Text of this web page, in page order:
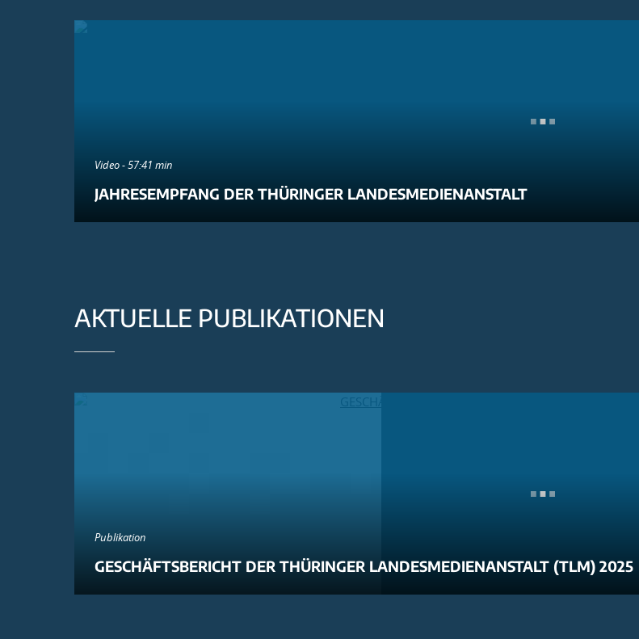
Video - 57:41 min
JAHRESEMPFANG DER THÜRINGER LANDESMEDIENANSTALT
AKTUELLE PUBLIKATIONEN
Publikation
GESCHÄFTSBERICHT DER THÜRINGER LANDESMEDIENANSTALT (TLM) 2025